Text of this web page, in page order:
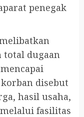
penegak
total dugaan
disebut
hasil usaha,
fasilitas